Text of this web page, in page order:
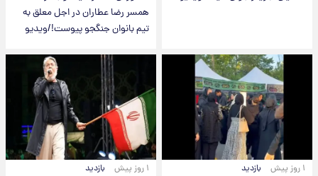
همسر رضا عطاران در اجل معلق به
تیم بانوان جنگجو پیوست!/ویدیو
۱ روز پیش بازدید ۱ روز پیش بازدید